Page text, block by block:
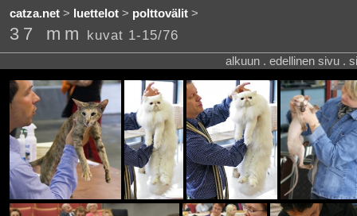
catza.net> luettelot> polttovälit>
37 mm kuvat 1-15/76
alkuun . edellinen sivu .